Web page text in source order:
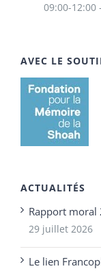
09:00-12:00
AVEC LE
ACTUALITÉS
Rapport moral
29 juillet 2026
Le lien